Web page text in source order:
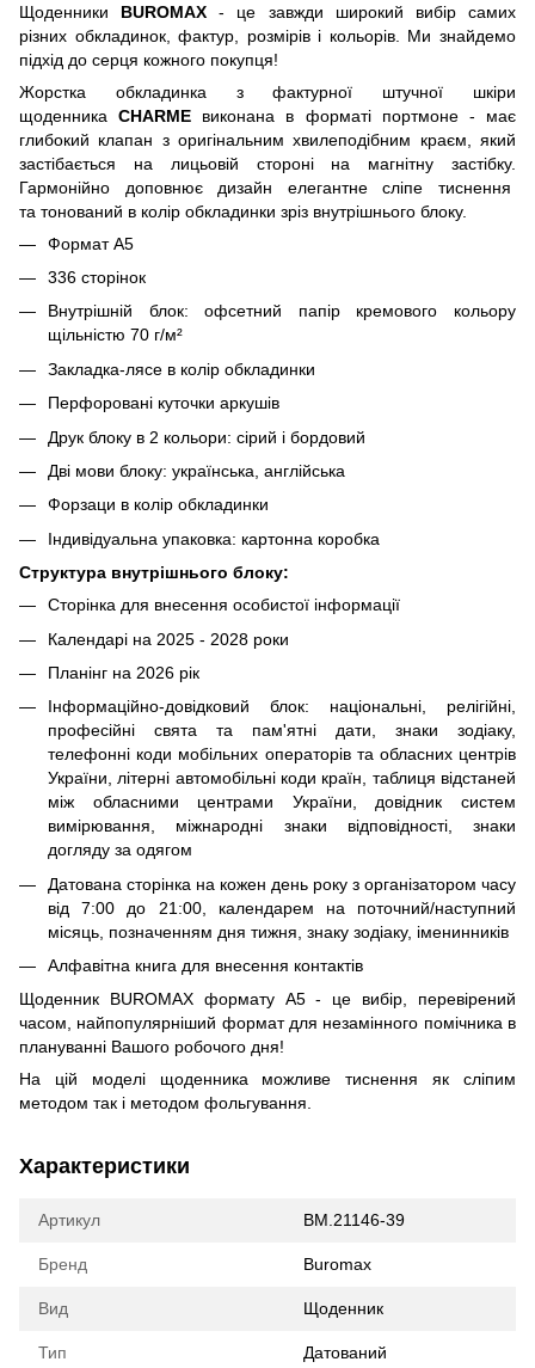
Щоденники BUROMAX - це завжди широкий вибір самих
різних обкладинок, фактур, розмірів і кольорів. Ми знайдемо
підхід до серця кожного покупця!
Жорстка обкладинка з фактурної штучної шкіри
щоденникаCHARME виконана в форматі портмоне - має
глибокий клапан з оригінальним хвилеподібним краєм, який
застібається на лицьовій стороні на магнітну застібку.
Гармонійно доповнює дизайн елегантне сліпе тиснення
та тонований в колір обкладинки зріз внутрішнього блоку.
Формат А5
336 сторінок
Внутрішній блок: офсетний папір кремового кольору
щільністю 70 г/м²
Закладка-лясе в колір обкладинки
Перфоровані куточки аркушів
Друк блоку в 2 кольори: сірий і бордовий
Дві мови блоку: українська, англійська
Форзаци в колір обкладинки
Індивідуальна упаковка: картонна коробка
Структура внутрішнього блоку:
Сторінка для внесення особистої інформації
Календарі на 2025 - 2028 роки
Планінг на 2026 рік
Інформаційно-довідковий блок: національні, релігійні,
професійні свята та пам'ятні дати, знаки зодіаку,
телефонні коди мобільних операторів та обласних центрів
України, літерні автомобільні коди країн, таблиця відстаней
між обласними центрами України, довідник систем
вимірювання, міжнародні знаки відповідності, знаки
догляду за одягом
Датована сторінка на кожен день року з організатором часу
від 7:00 до 21:00, календарем на поточний/наступний
місяць, позначенням дня тижня, знаку зодіаку, іменинників
Алфавітна книга для внесення контактів
Щоденник BUROMAX формату А5 - це вибір, перевірений
часом, найпопулярніший формат для незамінного помічника в
плануванні Вашого робочого дня!
На цій моделі щоденника можливе тиснення як сліпим
методом так і методом фольгування.
Характеристики
Артикул BM.21146-39
Бренд Buromax
Вид Щоденник
Тип Датований